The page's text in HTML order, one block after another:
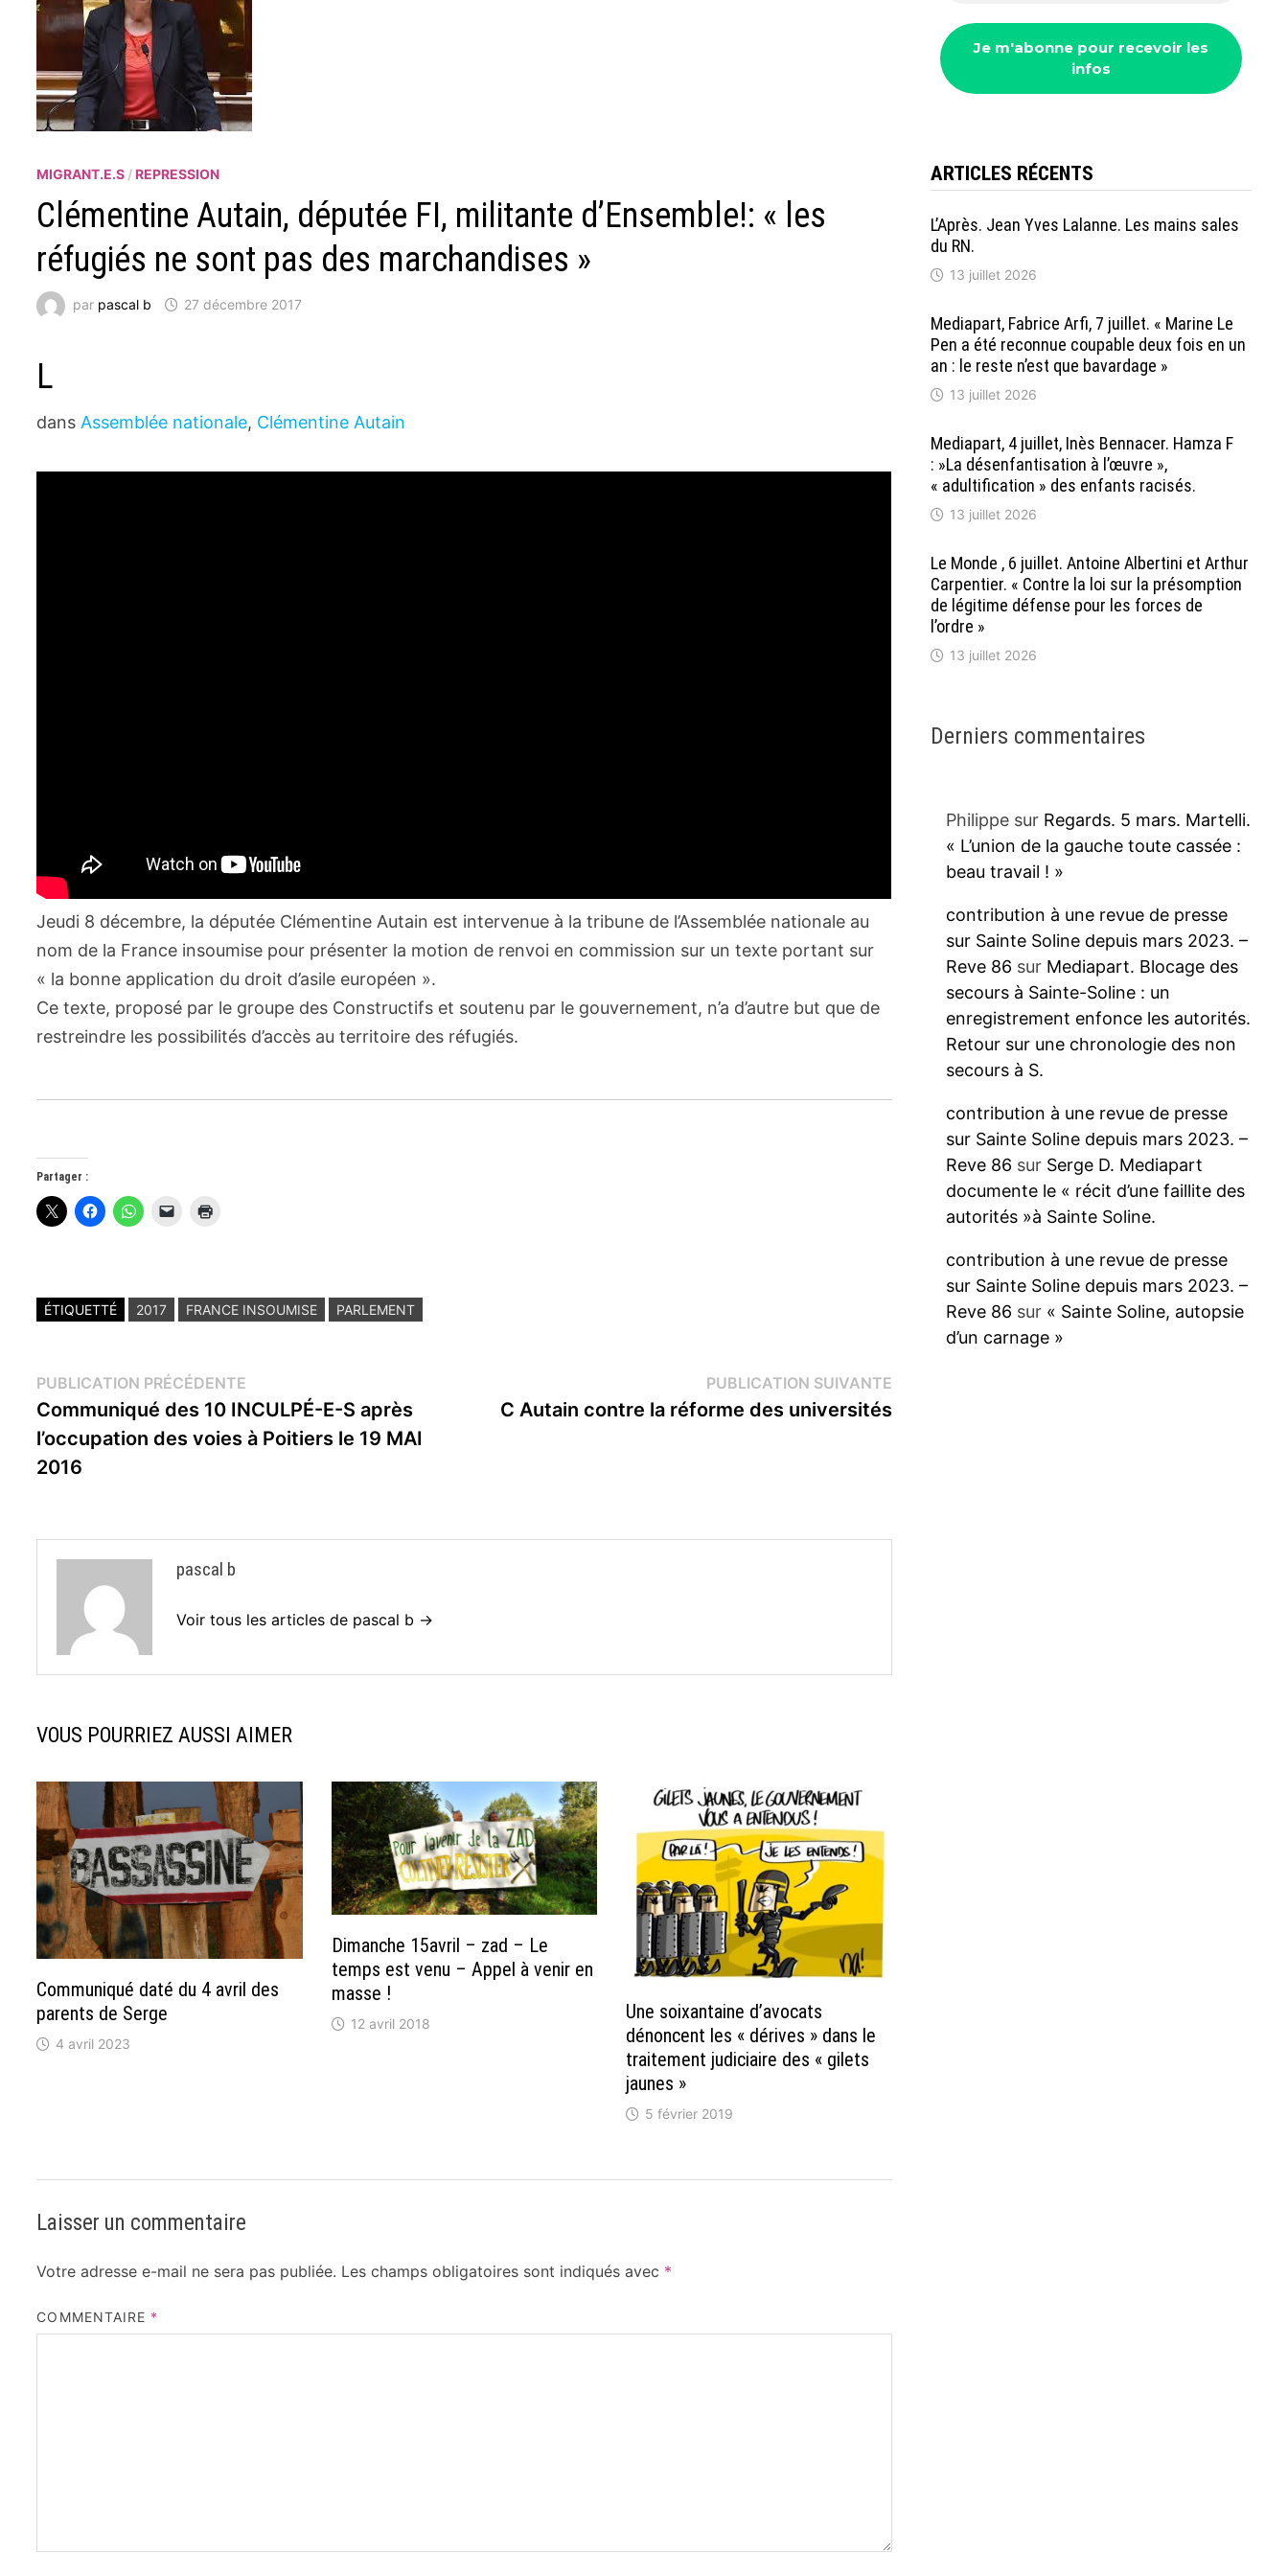
MIGRANT.E.S / REPRESSION
Clémentine Autain, députée FI, militante d’Ensemble!: « les
réfugiés ne sont pas des marchandises »
par pascal b 27 décembre 2017
L
dans Assemblée nationale, Clémentine Autain
Jeudi 8 décembre, la députée Clémentine Autain est intervenue à la tribune de l’Assemblée nationale au
nom de la France insoumise pour présenter la motion de renvoi en commission sur un texte portant sur
« la bonne application du droit d’asile européen ».
Ce texte, proposé par le groupe des Constructifs et soutenu par le gouvernement, n’a d’autre but que de
restreindre les possibilités d’accès au territoire des réfugiés.
Partager :
ÉTIQUETTÉ 2017 FRANCE INSOUMISE PARLEMENT
Navigation
de
l’article
PUBLICATION PRÉCÉDENTE
précédente :
Communiqué des 10 INCULPÉ-E-S après
l’occupation des voies à Poitiers le 19 MAI
2016
PUBLICATION SUIVANTEPublication
suivante :
C Autain contre la réforme des universités
pascal b
Voir tous les articles de pascal b →
VOUS POURRIEZ AUSSI AIMER
Communiqué daté du 4 avril des
parents de Serge
4 avril 2023
Dimanche 15avril – zad – Le
temps est venu – Appel à venir en
masse !
12 avril 2018
Une soixantaine d’avocats
dénoncent les « dérives » dans le
traitement judiciaire des « gilets
jaunes »
5 février 2019
Laisser un commentaire
Votre adresse e-mail ne sera pas publiée. Les champs obligatoires sont indiqués avec *
COMMENTAIRE *
ARTICLES RÉCENTS
L’Après. Jean Yves Lalanne. Les mains sales
du RN.
13 juillet 2026
Mediapart, Fabrice Arfi, 7 juillet. « Marine Le
Pen a été reconnue coupable deux fois en un
an : le reste n’est que bavardage »
13 juillet 2026
Mediapart, 4 juillet, Inès Bennacer. Hamza F
: »La désenfantisation à l’œuvre »,
« adultification » des enfants racisés.
13 juillet 2026
Le Monde , 6 juillet. Antoine Albertini et Arthur
Carpentier. « Contre la loi sur la présomption
de légitime défense pour les forces de
l’ordre »
13 juillet 2026
Derniers commentaires
Philippesur Regards. 5 mars. Martelli.
« L’union de la gauche toute cassée :
beau travail ! »
contribution à une revue de presse
sur Sainte Soline depuis mars 2023. –
Reve 86 sur Mediapart. Blocage des
secours à Sainte-Soline : un
enregistrement enfonce les autorités.
Retour sur une chronologie des non
secours à S.
contribution à une revue de presse
sur Sainte Soline depuis mars 2023. –
Reve 86 sur Serge D. Mediapart
documente le « récit d’une faillite des
autorités »à Sainte Soline.
contribution à une revue de presse
sur Sainte Soline depuis mars 2023. –
Reve 86 sur « Sainte Soline, autopsie
d’un carnage »